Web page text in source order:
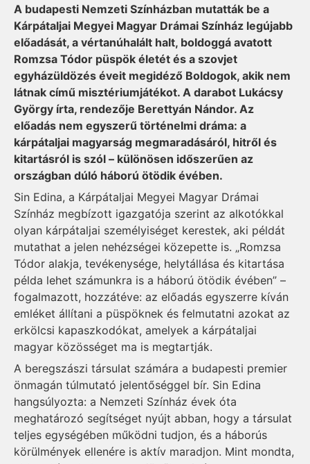
A budapesti Nemzeti Színházban mutatták be a
Kárpátaljai Megyei Magyar Drámai Színház legújabb
előadását, a vértanúhalált halt, boldoggá avatott
Romzsa Tódor püspök életét és a szovjet
egyházüldözés éveit megidéző Boldogok, akik nem
látnak című misztériumjátékot. A darabot Lukácsy
György írta, rendezője Berettyán Nándor. Az
előadás nem egyszerű történelmi dráma: a
kárpátaljai magyarság megmaradásáról, hitről és
kitartásról is szól – különösen időszerűen az
országban dúló háború ötödik évében.
Sin Edina, a Kárpátaljai Megyei Magyar Drámai
Színház megbízott igazgatója szerint az alkotókkal
olyan kárpátaljai személyiséget kerestek, aki példát
mutathat a jelen nehézségei közepette is. „Romzsa
Tódor alakja, tevékenysége, helytállása és kitartása
példa lehet számunkra is a háború ötödik évében” –
fogalmazott, hozzátéve: az előadás egyszerre kíván
emléket állítani a püspöknek és felmutatni azokat az
erkölcsi kapaszkodókat, amelyek a kárpátaljai
magyar közösséget ma is megtartják.
A beregszászi társulat számára a budapesti premier
önmagán túlmutató jelentőséggel bír. Sin Edina
hangsúlyozta: a Nemzeti Színház évek óta
meghatározó segítséget nyújt abban, hogy a társulat
teljes egységében működni tudjon, és a háborús
körülmények ellenére is aktív maradjon. Mint mondta,